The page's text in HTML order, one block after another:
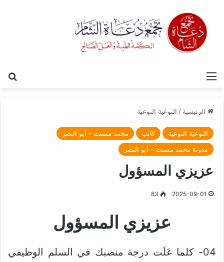
القائمة
الرئيسية / التوعية النوعية
التوعية النوعية كاتب
محمد مستت - أبو النصر
مدونة محمد مستت - أبو النصر
عزيزي المسؤول
2025-09-01
83
عزيزي المسؤول
04- كلما عَلَت درجة منصبك في السلم الوظيفي